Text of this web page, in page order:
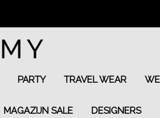
PARTY TRAVEL WEAR
MAGAZIJN SALE DESIGNERS